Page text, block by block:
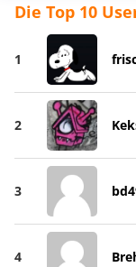
Die Top 10
1
2
3
4